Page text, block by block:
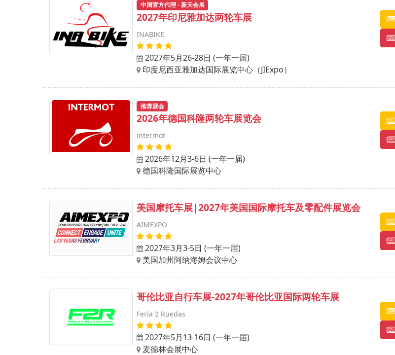
中国官方代理 - 新天会展
2027年印尼雅加达两轮车展
INABIKE
2027年5月26-28日 (一年一届)
印度尼西亚雅加达国际展览中心（JIExpo）
推荐展会
2026年德国科隆两轮车展览会
intermot
2026年12月3-6日 (一年一届)
德国科隆国际展览中心
美国摩托车展|2027年美国国际摩托车及零配件展览会
AIMEXPO
2027年3月3-5日 (一年一届)
美国加州阿纳海姆会议中心
哥伦比亚自行车展-2027年哥伦比亚国际两轮车展
Feria 2 Ruedas
2027年5月13-16日 (一年一届)
麦德林会展中心